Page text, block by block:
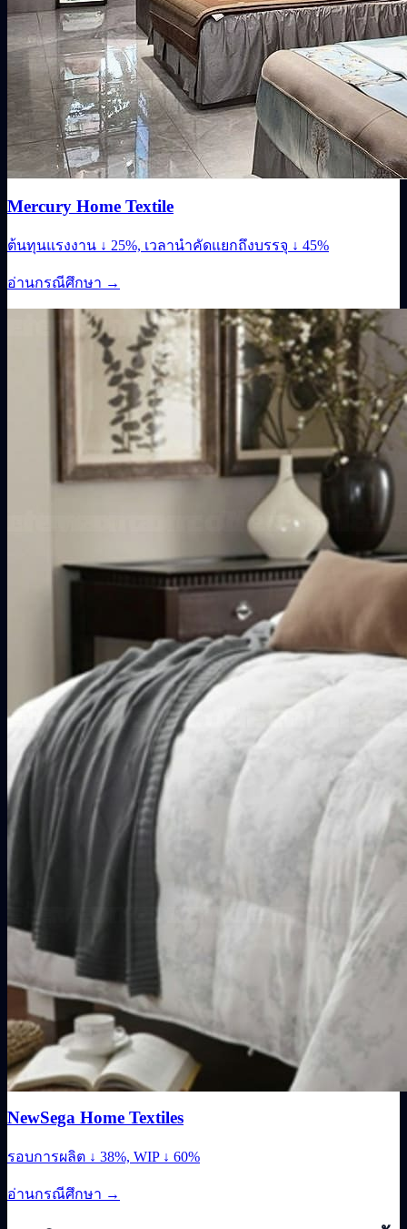
Mercury Home Textile
ต้นทุนแรงงาน ↓ 25%, เวลานำคัดแยกถึงบรรจุ ↓ 45%
อ่านกรณีศึกษา →
NewSega Home Textiles
รอบการผลิต ↓ 38%, WIP ↓ 60%
อ่านกรณีศึกษา →